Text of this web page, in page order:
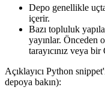
Depo genellikle
içerir.
Bazı topluluk
yayınlar. Önceden
tarayıcınız veya
Açıklayıcı Python
depoya bakın):